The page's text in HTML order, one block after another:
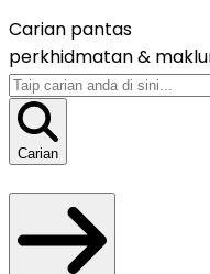
Carian pantas
perkhidmatan &
Carian